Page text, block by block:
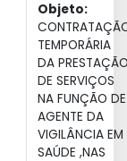
Objeto:
TEMPORÁRIA
DA
DE SERVIÇOS
NA FUNÇÃO DE
AGENTE DA
VIGILÂNCIA EM
SAÚDE ,NAS